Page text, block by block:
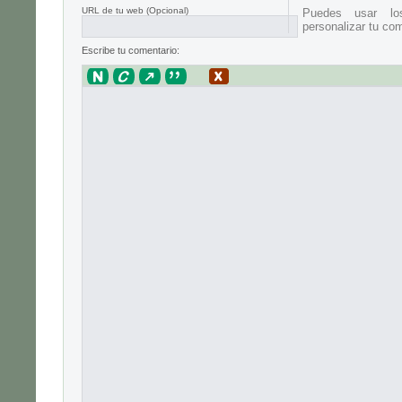
URL de tu web (Opcional)
Puedes usar
personalizar tu
Escribe tu comentario: